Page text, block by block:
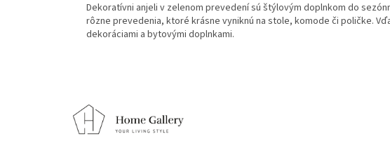
Dekoratívni anjeli v zelenom prevedení sú štýlovým doplnkom do
rôzne prevedenia, ktoré krásne vyniknú na stole, komode či poličke.
dekoráciami a bytovými doplnkami.